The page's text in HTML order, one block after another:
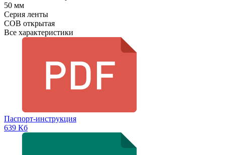
50 мм
Серия ленты
COB открытая
Все характеристики
Паспорт-инструкция
639 Кб